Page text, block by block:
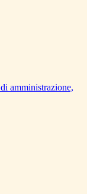
amministrazione,